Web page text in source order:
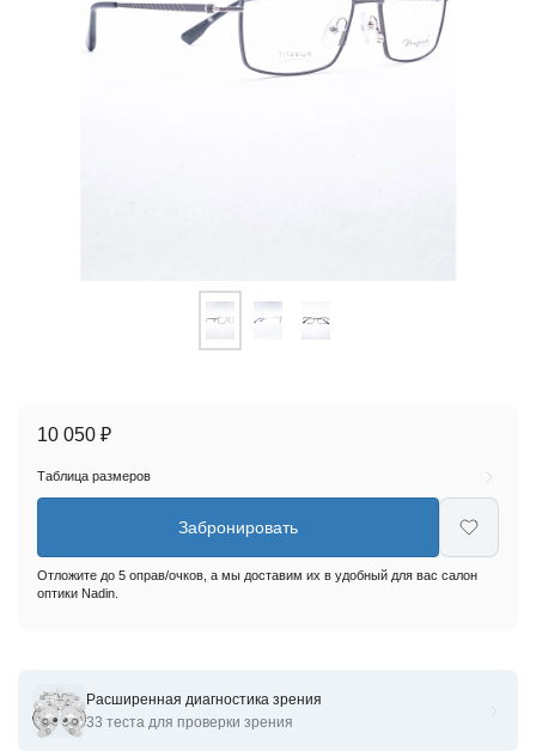
Оправы для очков корригирующих Neolook N-8062
10 050 ₽
Таблица размеров
Забронировать
Отложите до 5 оправ/очков, а мы доставим их в удобный для вас салон
оптики Nadin.
Расширенная диагностика зрения
33 теста для проверки зрения